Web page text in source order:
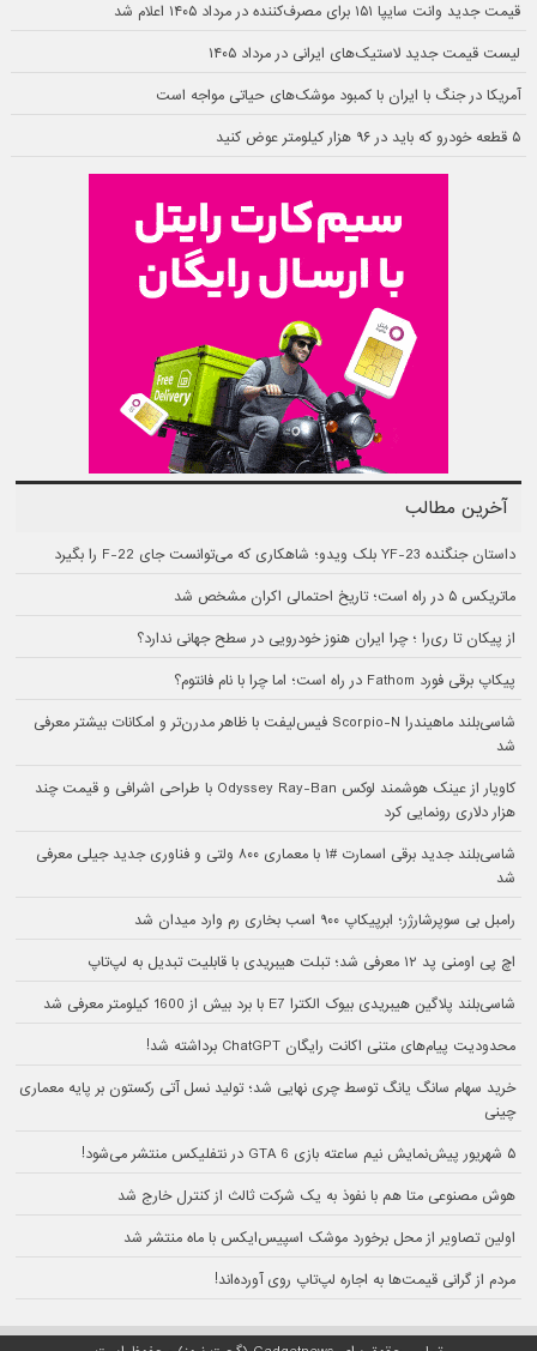
قیمت جدید وانت سایپا ۱۵۱ برای مصرف‌کننده در مرداد ۱۴۰۵ اعلام شد
لیست قیمت جدید لاستیک‌های ایرانی در مرداد ۱۴۰۵
آمریکا در جنگ با ایران با کمبود موشک‌های حیاتی مواجه است
۵ قطعه خودرو که باید در ۹۶ هزار کیلومتر عوض کنید
آخرین مطالب
داستان جنگنده YF-23 بلک ویدو؛ شاهکاری که می‌توانست جای F-22 را بگیرد
ماتریکس ۵ در راه است؛ تاریخ احتمالی اکران مشخص شد
از پیکان تا ری‌را ؛ چرا ایران هنوز خودرویی در سطح جهانی ندارد؟
پیکاپ برقی فورد Fathom در راه است؛ اما چرا با نام فانتوم؟
شاسی‌بلند ماهیندرا Scorpio-N فیس‌لیفت با ظاهر مدرن‌تر و امکانات بیشتر معرفی
شد
کاویار از عینک هوشمند لوکس Odyssey Ray-Ban با طراحی اشرافی و قیمت چند
هزار دلاری رونمایی کرد
شاسی‌بلند جدید برقی اسمارت #۱ با معماری ۸۰۰ ولتی و فناوری جدید جیلی معرفی
شد
رامبل بی سوپرشارژر؛ ابرپیکاپ ۹۰۰ اسب بخاری رم وارد میدان شد
اچ پی اومنی پد ۱۲ معرفی شد؛ تبلت هیبریدی با قابلیت تبدیل به لپ‌تاپ
شاسی‌بلند پلاگین هیبریدی بیوک الکترا E7 با برد بیش از 1600 کیلومتر معرفی شد
محدودیت پیام‌های متنی اکانت رایگان ChatGPT برداشته شد!
خرید سهام سانگ‌ یانگ توسط چری نهایی شد؛ تولید نسل آتی رکستون بر پایه معماری
چینی
۵ شهریور پیش‌نمایش نیم ساعته بازی GTA 6 در نتفلیکس منتشر می‌شود!
هوش مصنوعی متا هم با نفوذ به یک شرکت ثالث از کنترل خارج شد
اولین تصاویر از محل برخورد موشک اسپیس‌ایکس با ماه منتشر شد
مردم از گرانی قیمت‌ها به اجاره لپ‌تاپ روی آورده‌اند!